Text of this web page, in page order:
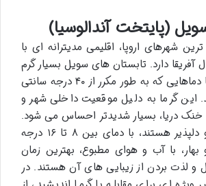
(پایتخت آندالوسیا)
شهرهای اروپا، اقلیمی مدیترانه ای با
آفریقا دارد. تابستان های سویل بسیار گرم
و خشک هستند، با دماهایی که به طور مکرر از ۴۰ درجه سانتی
این گرما به دلیل موقعیت داخلی شهر و
دریا، بسیار شدیدتر احساس می شود.
زمستان ها ملایم و دلپذیر هستند، با دمای بین ۸ تا ۱۶ درجه
بهار، با آب و هوای مطبوع، بهترین زمان
و لذت بردن از زیبایی های آن هستند. در